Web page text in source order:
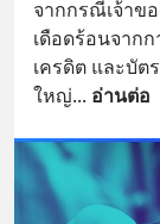
จากกรณีเจ้าข
เดือดร้อนจาก
เครดิต และบัต
ใหญ่... อ่านต่อ